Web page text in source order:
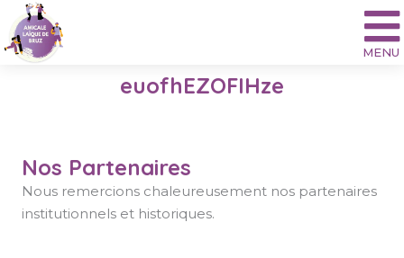
Aller
au
contenu
euofhEZOFIHze
Nos Partenaires
Nous remercions chaleureusement nos partenaires
institutionnels et historiques.